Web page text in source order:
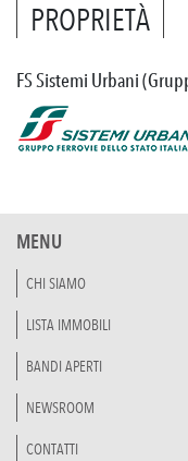
PROPRIETÀ
FS Sistemi Urbani
MENU
CHI SIAMO
LISTA IMMOBILI
BANDI APERTI
NEWSROOM
CONTATTI